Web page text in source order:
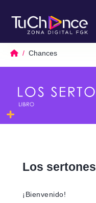
Chances
Los sertones
¡Bienvenido!